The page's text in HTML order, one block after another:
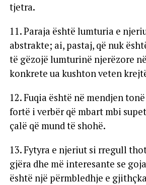
tjetra.
11. Paraja është lumturia e
abstrakte; ai, pastaj, që nuk
të gëzojë lumturinë njerëzore
konkrete ua kushton veten
12. Fuqia është në mendjen
fortë i verbër që mbart mbi
çalë që mund të shohë.
13. Fytyra e njeriut si rregull
gjëra dhe më interesante se
është një përmbledhje e